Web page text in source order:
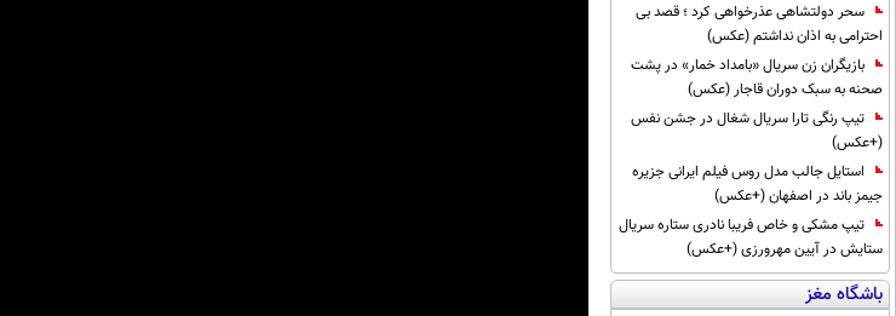
سحر دولتشاهی عذرخواهی کرد ؛ قصد بی
احترامی به اذان نداشتم (عکس)
بازیگران زن سریال «بامداد خمار» در پشت
صحنه به سبک دوران قاجار (عکس)
تیپ رنگی تارا سریال شغال در جشن نفس
(+عکس)
استایل جالب مدل روس فیلم ایرانی جزیره
جیمز باند در اصفهان (+عکس)
تیپ مشکی و خاص فریبا نادری ستاره سریال
ستایش در آیین مهرورزی (+عکس)
باشگاه مغز